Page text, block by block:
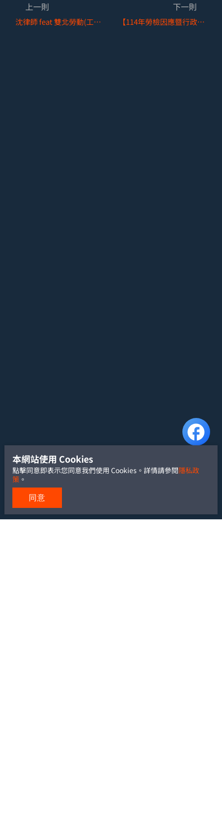
上一則
沈律師 feat 雙北勞動(工)局 × Hit FM
下一則
【114年勞檢因應暨行政判決解讀專班】，開課啦！！
本網站使用 Cookies
點擊同意即表示您同意我們使用 Cookies。詳情請參閱隱私政
策。
同意